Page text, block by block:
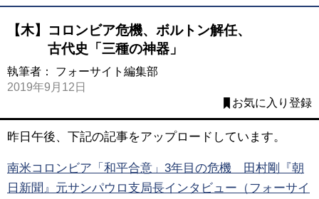
【木】コロンビア危機、ボルトン解任、
古代史「三種の神器」
執筆者： フォーサイト編集部
2019年9月12日
お気に入り登録
昨日午後、下記の記事をアップロードしています。
南米コロンビア「和平合意」3年目の危機 田村剛『朝
日新聞』元サンパウロ支局長インタビュー（フォーサイ